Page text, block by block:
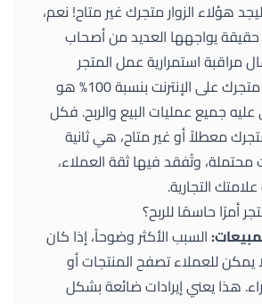
ليجد هؤلاء الزوار متجرك غير متاح! نعم،
يواجهها العديد من أصحاب
مراقبة استمرارية عمل المتجر
(Uptime). إن توفر متجرك على الإنترنت بنسبة 100% هو
جميع عمليات البيع والربح. فكل
معطلاً أو غير متاح، هي ثانية
وتُفقد فيها ثقة العملاء،
التجارية.
أمرًا حاسمًا للربح؟
السبب الأكثر وضوحاً، إذا كان
يمكن للعملاء تصفح المنتجات أو
هذا يعني إيرادات ضائعة بشكل